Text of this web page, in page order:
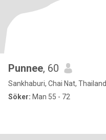
Punnee, 60
Sankhaburi, Chai Nat, Thailand
Söker: Man 55 - 72